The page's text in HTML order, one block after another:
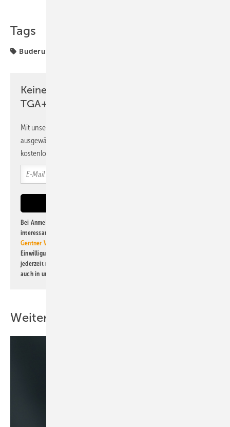
Tags
Buderus
Keine Zeit? Kein Problem mit dem
TGA+E Newsletter!
Mit unserem Newsletter erhalten Sie regelmäßig von uns
ausgewählte Informationen und Neuigkeiten, gebündelt und
kostenlos direkt ins Postfach.
Bei Anmeldung zu diesem Newsletter bin ich damit einverstanden, über
interessante Verlags- und Online-Angebote
Gentner Verlag GmbH & Co. KG
Einwilligung kann ich jederzeit widerrufen und eine Abmeldung ist
jederzeit möglich. Informationen zum Umgang mit Daten finden Sie
auch in unserer
Weitere Inhalte